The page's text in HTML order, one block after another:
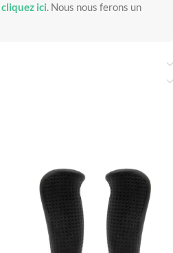
cliquez ici. Nous nous ferons un